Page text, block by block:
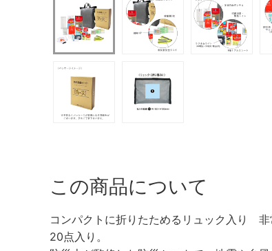
この商品について
コンパクトに折りたためるリュック入り 非
20点入り。